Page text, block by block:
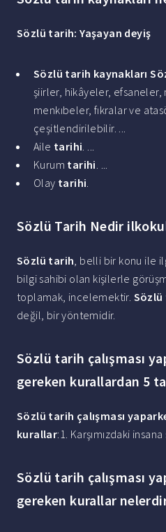
Sözlü tarih: Yaşayan deyiş
Sözlü tarih kaynakları
şiirler, hikâyeler, efsaneler,
menkıbeler, fıkralar ve
çeşitlendirilebilir. ...
Aile tarihi. ...
Kurum tarihi. ...
Olay tarihi.
Sözlü Tarih Nedir
Sözlü tarih, belli bir konu ile
bilgi sahibi olan kişilerle
toplamak, incelemektir.
değil, bir yöntemidir.
Sözlü tarih çalışması
gereken kurallardan 5
Sözlü tarih çalışması
kurallar:1. Karşımızdaki
Sözlü tarih çalışması
gereken kurallar